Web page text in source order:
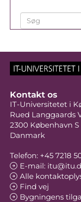
Kontakt os
IT-Universitetet i
Rued Langgaards
2300 København S
Danmark
Telefon: +45 7218
E-mail:
Alle
Find vej
Bygningens